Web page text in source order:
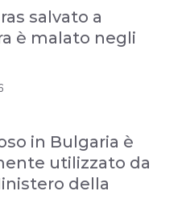
salvato a
è malato negli
in Bulgaria è
utilizzato da
della